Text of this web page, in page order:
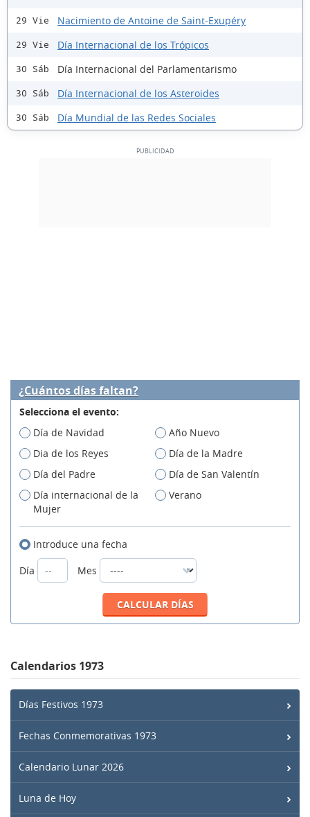
29 Vie Nacimiento de Antoine de Saint-Exupéry
29 Vie Día Internacional de los Trópicos
30 Sáb Día Internacional del Parlamentarismo
30 Sáb Día Internacional de los Asteroides
30 Sáb Día Mundial de las Redes Sociales
¿Cuántos días faltan?
Selecciona el evento:
Día de Navidad
Año Nuevo
Dia de los Reyes
Día de la Madre
Día del Padre
Día de San Valentín
Día internacional de la
Mujer
Verano
Introduce una fecha
Día
Mes
Calendarios 1973
Días Festivos 1973
Fechas Conmemorativas 1973
Calendario Lunar 2026
Luna de Hoy